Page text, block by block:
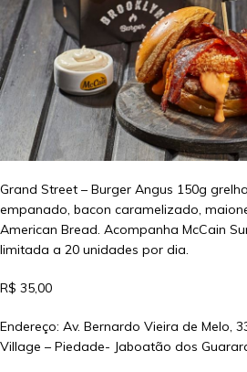
Grand Street – Burger Angus 150g
empanado, bacon caramelizado,
American Bread. Acompanha McCain
limitada a 20 unidades por dia.
R$ 35,00
Endereço: Av. Bernardo Vieira de Melo,
Village – Piedade- Jaboatão dos